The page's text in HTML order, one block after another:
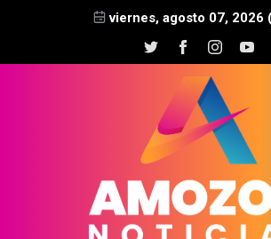
viernes, agosto 07, 2026